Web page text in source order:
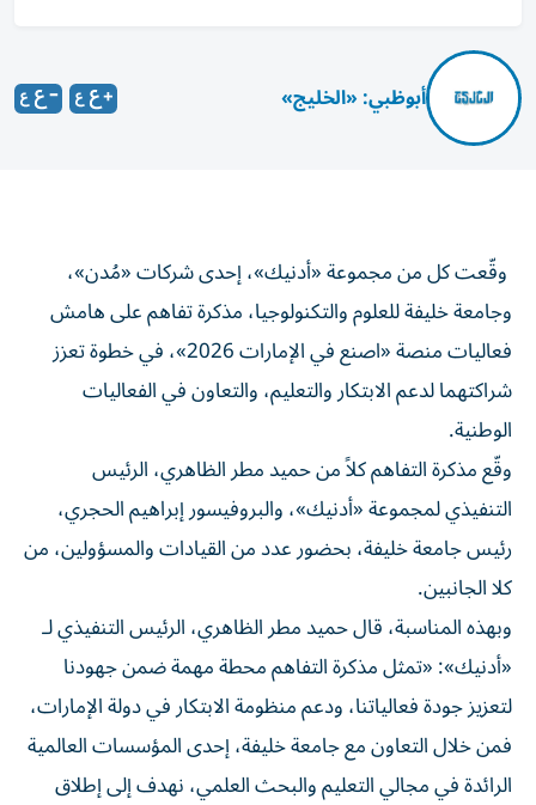
أبوظبي: «الخليج»
وقّعت كل من مجموعة «أدنيك»، إحدى شركات «مُدن»،
وجامعة خليفة للعلوم والتكنولوجيا، مذكرة تفاهم على هامش
فعاليات منصة «اصنع في الإمارات 2026»، في خطوة تعزز
شراكتهما لدعم الابتكار والتعليم، والتعاون في الفعاليات
الوطنية.
وقّع مذكرة التفاهم كلاً من حميد مطر الظاهري، الرئيس
التنفيذي لمجموعة «أدنيك»، والبروفيسور إبراهيم الحجري،
رئيس جامعة خليفة، بحضور عدد من القيادات والمسؤولين، من
كلا الجانبين.
وبهذه المناسبة، قال حميد مطر الظاهري، الرئيس التنفيذي لـ
«أدنيك»: «تمثل مذكرة التفاهم محطة مهمة ضمن جهودنا
لتعزيز جودة فعالياتنا، ودعم منظومة الابتكار في دولة الإمارات،
فمن خلال التعاون مع جامعة خليفة، إحدى المؤسسات العالمية
الرائدة في مجالي التعليم والبحث العلمي، نهدف إلى إطلاق